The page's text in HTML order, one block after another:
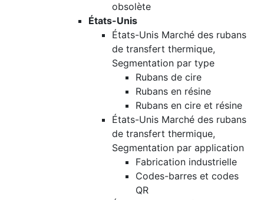
obsolète
États-Unis
États-Unis Marché des rubans
de transfert thermique,
Segmentation par type
Rubans de cire
Rubans en résine
Rubans en cire et résine
États-Unis Marché des rubans
de transfert thermique,
Segmentation par application
Fabrication industrielle
Codes-barres et codes
QR